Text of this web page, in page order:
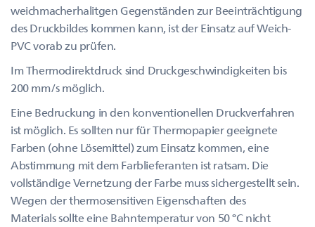
weichmacherhalitgen Gegenständen zur Beeinträchtigung
des Druckbildes kommen kann, ist der Einsatz auf Weich-
PVC vorab zu prüfen.
Im Thermodirektdruck sind Druckgeschwindigkeiten bis
200 mm/s möglich.
Eine Bedruckung in den konventionellen Druckverfahren
ist möglich. Es sollten nur für Thermopapier geeignete
Farben (ohne Lösemittel) zum Einsatz kommen, eine
Abstimmung mit dem Farblieferanten ist ratsam. Die
vollständige Vernetzung der Farbe muss sichergestellt sein.
Wegen der thermosensitiven Eigenschaften des
Materials sollte eine Bahntemperatur von 50 °C nicht